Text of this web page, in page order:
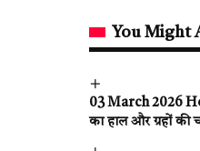
You Might
03 March 2026
का हाल और ग्रहों की